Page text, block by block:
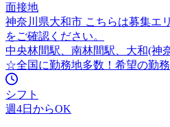
面接地
神奈川県大和市 こちらは募集エ
をご確認ください。
中央林間駅、南林間駅、大和(神
☆全国に勤務地多数！希望の勤
シフト
週4日からOK